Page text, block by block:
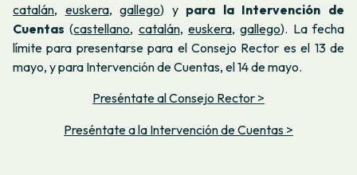
catalán, euskera,gallego) y para la Intervención de
Cuentas (castellano, catalán,euskera,gallego). La fecha
límite para presentarse para el Consejo Rector es el 13 de
mayo, y para Intervención de Cuentas, el 14 de mayo.
Preséntate al Consejo Rector >
Preséntate a la Intervención de Cuentas >